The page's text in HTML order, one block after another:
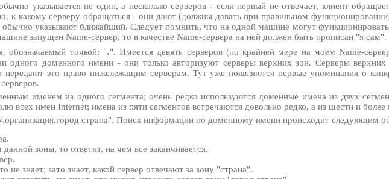
указывается не один, а несколько серверов - если первый не отвечает, клиент
к какому серверу обращаться - они дают (должны давать при правильном
указывают ближайший. Следует помнить, что на одной машине могут
запущен Name-сервер, то в качестве Name-сервера на ней должен быть прописан "я сам".
обозначаемый точкой: ".". Имеется девять серверов (по крайней мере на моем Name-
одного доменного имени - они только авторизуют серверы верхних зон. Серверы
это право нижележащим серверам. Тут уже появляются первые упоминания о
именем из одного сегмента; очень редко используются доменные имена из двух
всех имен Internet; имена из пяти сегментов встречаются довольно редко, а из шести и более
Поиск информации по доменному имени происходит следующим
данной зоны, то ответит, на чем все заканчивается.
не знает; зато знает, какой сервер отвечают за зону "страна".